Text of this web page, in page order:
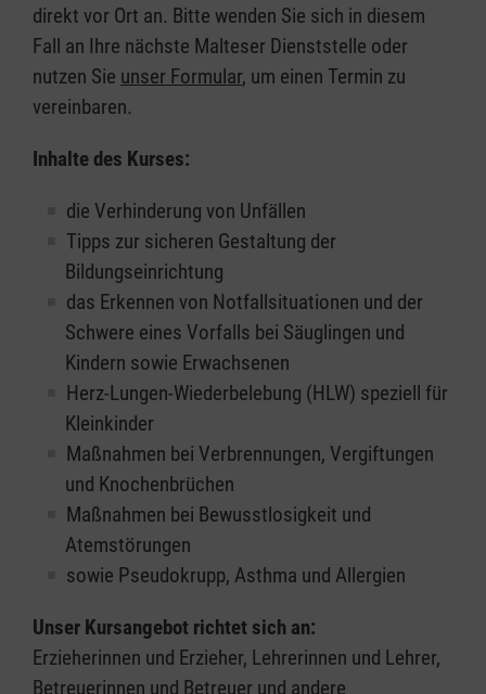
direkt vor Ort an. Bitte wenden Sie sich in diesem
Fall an Ihre nächste Malteser Dienststelle oder
nutzen Sie unser Formular, um einen Termin zu
vereinbaren.
Inhalte des Kurses:
die Verhinderung von Unfällen
Tipps zur sicheren Gestaltung der
Bildungseinrichtung
das Erkennen von Notfallsituationen und der
Schwere eines Vorfalls bei Säuglingen und
Kindern sowie Erwachsenen
Herz-Lungen-Wiederbelebung (HLW) speziell für
Kleinkinder
Maßnahmen bei Verbrennungen, Vergiftungen
und Knochenbrüchen
Maßnahmen bei Bewusstlosigkeit und
Atemstörungen
sowie Pseudokrupp, Asthma und Allergien
Unser Kursangebot richtet sich an:
Erzieherinnen und Erzieher, Lehrerinnen und Lehrer,
Betreuerinnen und Betreuer und andere